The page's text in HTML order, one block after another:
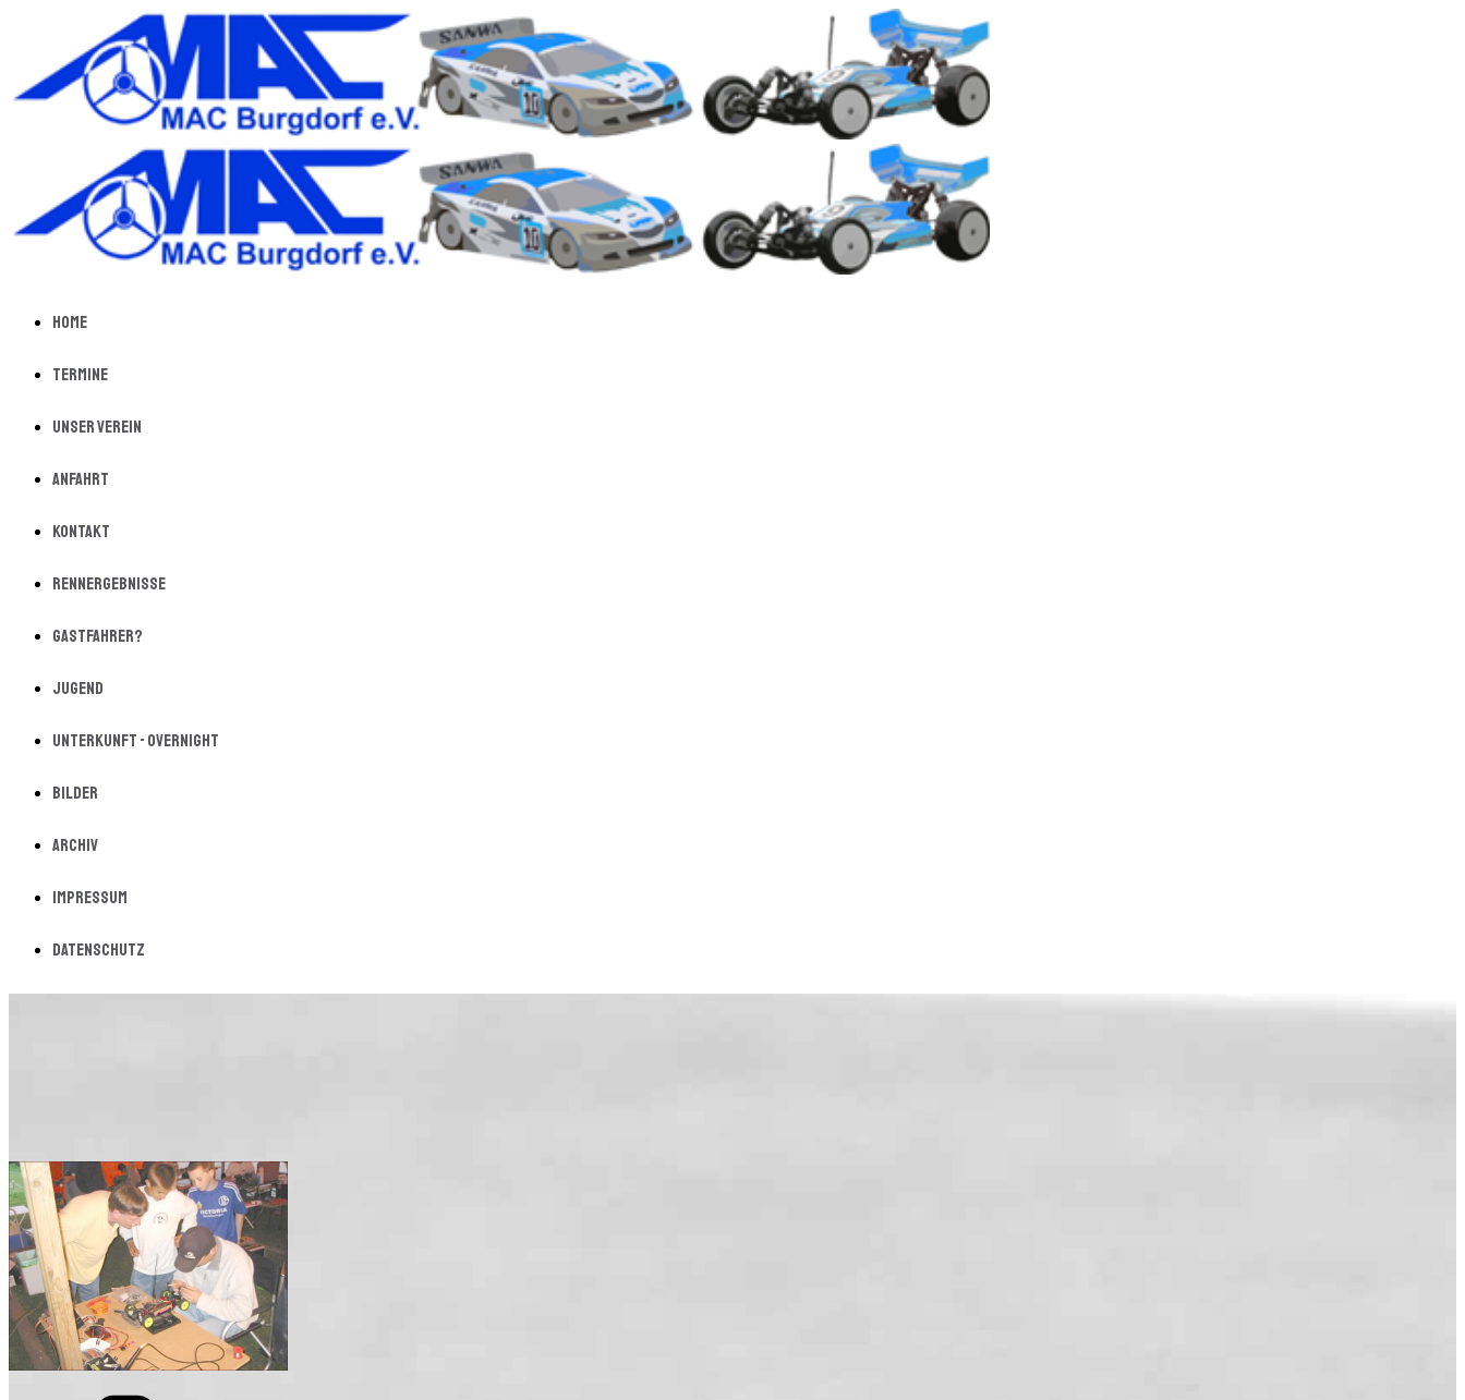
Home
Termine
Unser Verein
Anfahrt
Kontakt
Rennergebnisse
Gastfahrer?
Jugend
Unterkunft - Overnight
Bilder
Archiv
Impressum
Datenschutz